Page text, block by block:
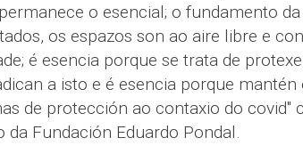
o esencial; o fundamento
os espazos son ao aire libre e
é esencia porque se trata de
a isto e é esencia porque
de protección ao contaxio do covid"
da Fundación Eduardo Pondal.